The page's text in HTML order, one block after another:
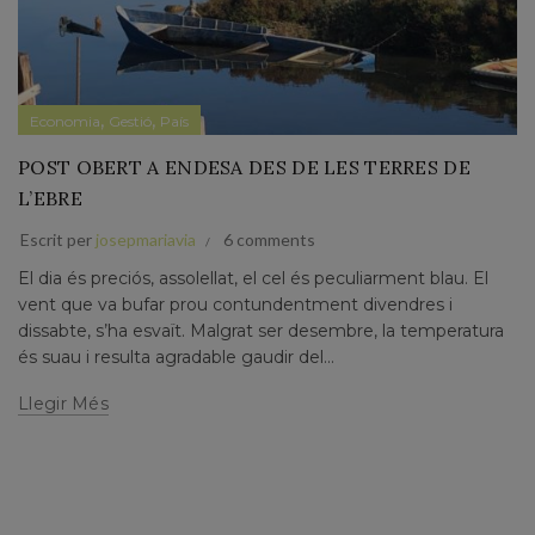
Economia, Gestió, País
POST OBERT A ENDESA DES DE LES TERRES DE
L’EBRE
Escrit per josepmariavia 6 comments
El dia és preciós, assolellat, el cel és peculiarment blau. El
vent que va bufar prou contundentment divendres i
dissabte, s’ha esvaït. Malgrat ser desembre, la temperatura
és suau i resulta agradable gaudir del...
Llegir Més